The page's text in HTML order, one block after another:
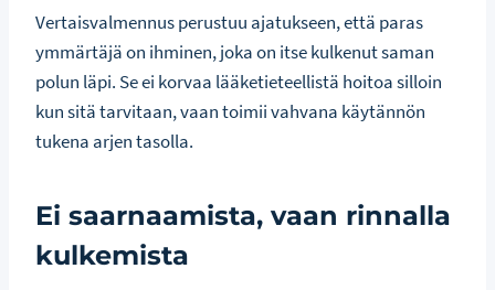
Vertaisvalmennus perustuu ajatukseen, että paras
ymmärtäjä on ihminen, joka on itse kulkenut saman
polun läpi. Se ei korvaa lääketieteellistä hoitoa silloin
kun sitä tarvitaan, vaan toimii vahvana käytännön
tukena arjen tasolla.
Ei saarnaamista, vaan rinnalla
kulkemista